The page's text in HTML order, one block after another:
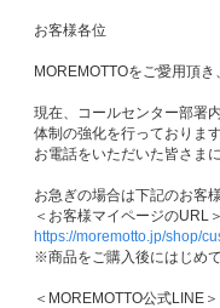
お客様各位
MOREMOTTOをご愛用頂き
現在、コールセンター部署
体制の強化を行っておりま
お電話をいただいた皆さま
お急ぎの場合は下記のお客
＜お客様マイページのURL＞
https://moremotto.jp/shop/
※商品をご購入後にはじめ
＜MOREMOTTO公式LINE＞